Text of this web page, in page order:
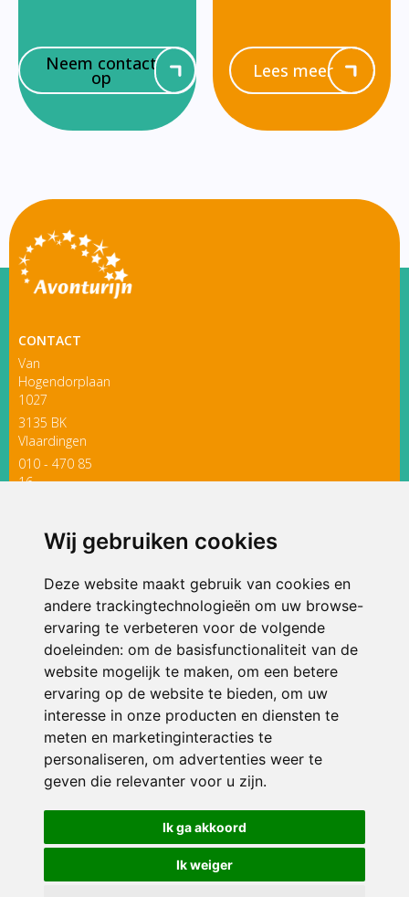
Wij gebruiken cookies
Deze website maakt gebruik van cookies en
andere trackingtechnologieën om uw browse-
ervaring te verbeteren voor de volgende
doeleinden: om de basisfunctionaliteit van de
website mogelijk te maken, om een betere
ervaring op de website te bieden, om uw
interesse in onze producten en diensten te
meten en marketinginteracties te
personaliseren, om advertenties weer te
geven die relevanter voor u zijn.
Ik ga akkoord
Ik weiger
Neem contact
op Lees meer
CONTACT
Van
Hogendorplaan
1027
3135 BK
Vlaardingen
010 - 470 85
16
ONDERDEEL VAN
© 2026 Avonturijn | Alle rechten voorbehouden
Privacy policy|Disclaimer| Klachtenregeling|RSIN en Anbi
voorkeuren
Crealisatie The MindOffice